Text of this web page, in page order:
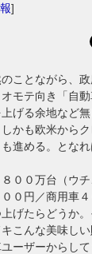
]
ことながら、
モテ向き「自
げる余地など
かも欧米から
進める。となれ
００万台（ウ
０円／商用車４
げたらどうか
こんな美味し
ーザーからし